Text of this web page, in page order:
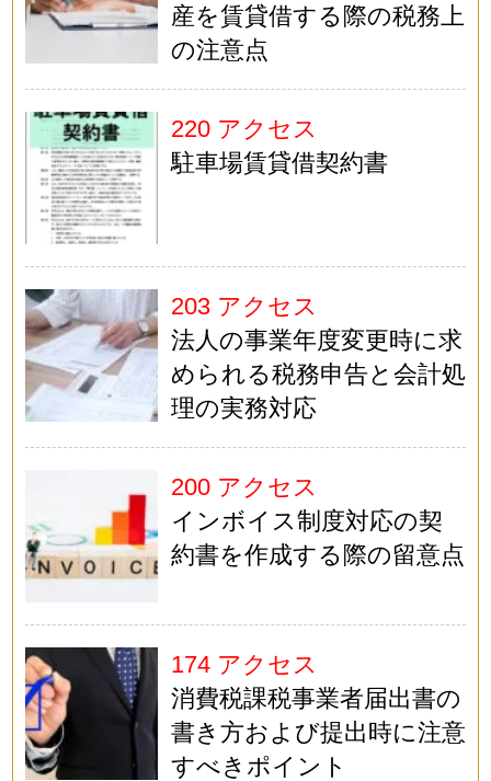
産を賃貸借する際の税務上
の注意点
220 アクセス
駐車場賃貸借契約書
203 アクセス
法人の事業年度変更時に求
められる税務申告と会計処
理の実務対応
200 アクセス
インボイス制度対応の契
約書を作成する際の留意点
174 アクセス
消費税課税事業者届出書の
書き方および提出時に注意
すべきポイント